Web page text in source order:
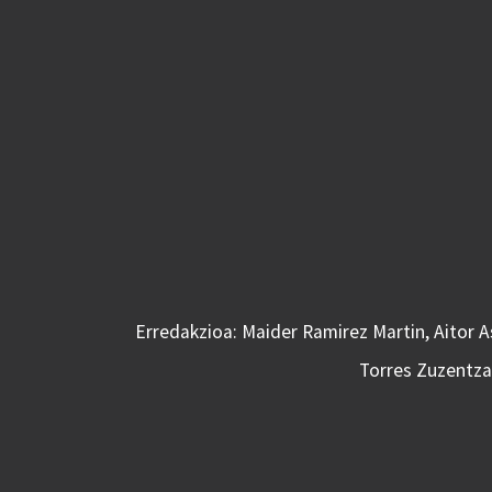
Erredakzioa: Maider Ramirez Martin, Aitor
Torres